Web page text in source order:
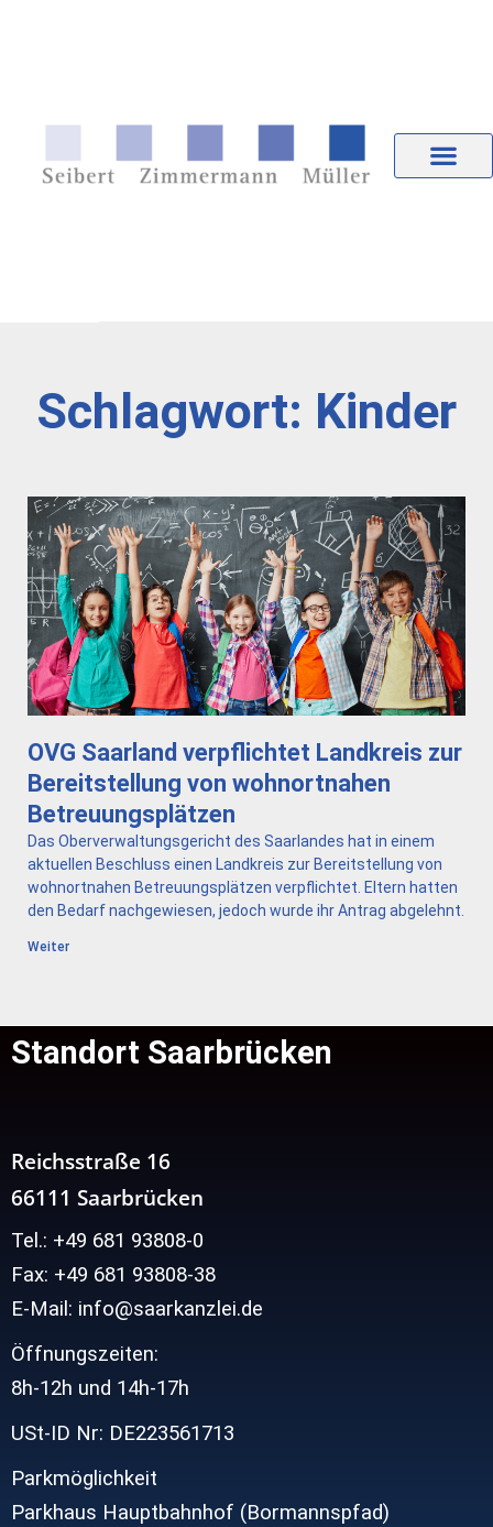
Schlagwort: Kinder
OVG Saarland verpflichtet Landkreis zur
Bereitstellung von wohnortnahen
Betreuungsplätzen
Das Oberverwaltungsgericht des Saarlandes hat in einem
aktuellen Beschluss einen Landkreis zur Bereitstellung von
wohnortnahen Betreuungsplätzen verpflichtet. Eltern hatten
den Bedarf nachgewiesen, jedoch wurde ihr Antrag abgelehnt.
Weiter
Standort Saarbrücken
Reichsstraße 16
66111 Saarbrücken
Tel.: +49 681 93808-0
Fax: +49 681 93808-38
E-Mail: info@saarkanzlei.de
Öffnungszeiten:
8h-12h und 14h-17h
USt-ID Nr: DE223561713
Parkmöglichkeit
Parkhaus Hauptbahnhof (Bormannspfad)